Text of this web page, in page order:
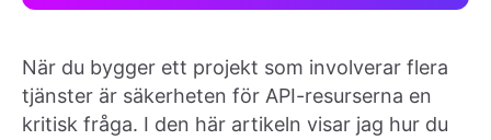
När du bygger ett projekt som involverar flera
tjänster är säkerheten för API-resurserna en
kritisk fråga. I den här artikeln visar jag hur du